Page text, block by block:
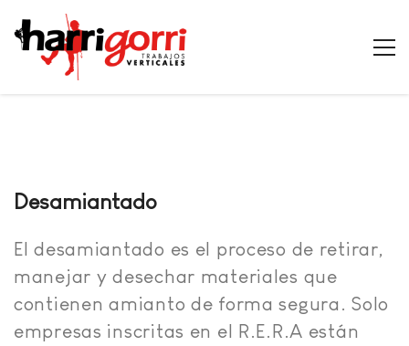
Desamiantado
El desamiantado es el proceso de retirar,
manejar y desechar materiales que
contienen amianto de forma segura. Solo
empresas inscritas en el R.E.R.A están